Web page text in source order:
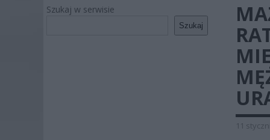
Szukaj w serwisie
Szukaj
11